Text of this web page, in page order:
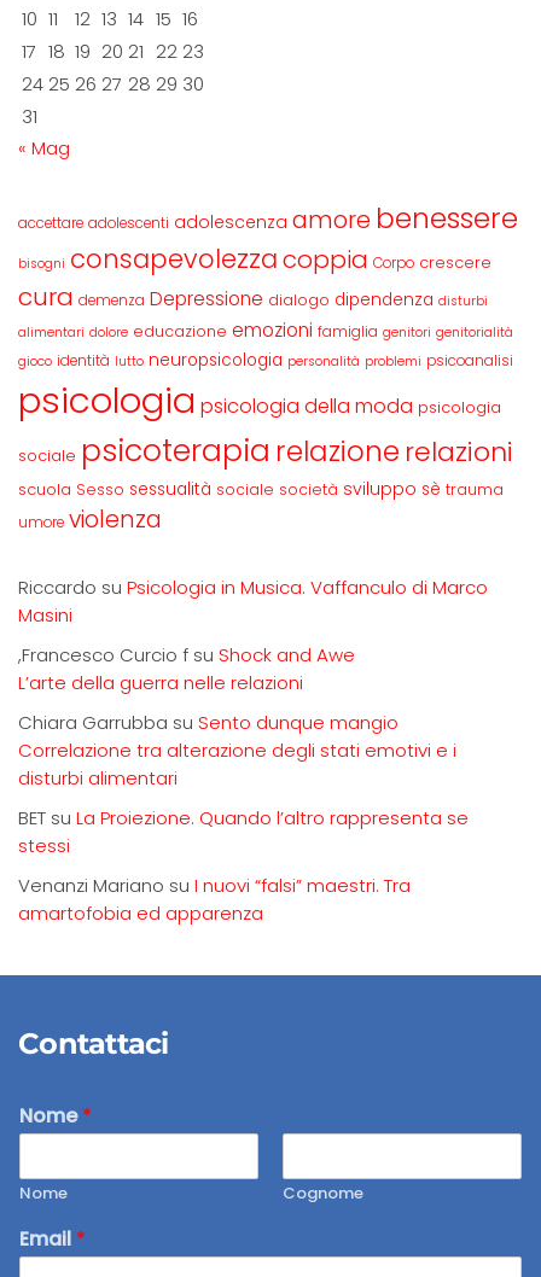
10 11 12 13 14 15 16
17 18 19 20 21 22 23
24 25 26 27 28 29 30
31
« Mag
accettare adolescenti adolescenza amore benessere
bisogni consapevolezzacoppia Corpo crescere
cura demenza Depressione dialogo dipendenza disturbi
alimentari dolore educazione emozioni famiglia genitori genitorialità
gioco identità lutto neuropsicologia personalità problemi psicoanalisi
psicologia psicologia della moda psicologia
sociale psicoterapia relazione relazioni
scuola Sesso sessualità sociale società sviluppo sè trauma
umore violenza
Riccardo su Psicologia in Musica. Vaffanculo di Marco
Masini
,Francesco Curcio f su Shock and Awe
L’arte della guerra nelle relazioni
Chiara Garrubba su Sento dunque mangio
Correlazione tra alterazione degli stati emotivi e i
disturbi alimentari
BET su La Proiezione. Quando l’altro rappresenta se
stessi
Venanzi Mariano su I nuovi “falsi” maestri. Tra
amartofobia ed apparenza
Contattaci
Nome*
Nome Cognome
Email *